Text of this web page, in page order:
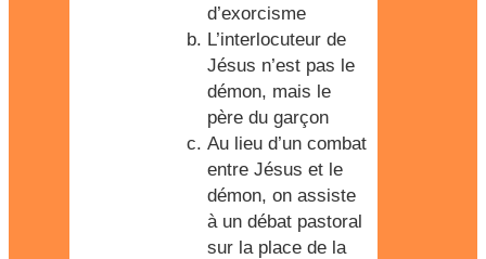
d’exorcisme
L’interlocuteur de
Jésus n’est pas le
démon, mais le
père du garçon
Au lieu d’un combat
entre Jésus et le
démon, on assiste
à un débat pastoral
sur la place de la